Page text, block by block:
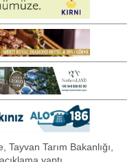
Tarım Bakanlığı,